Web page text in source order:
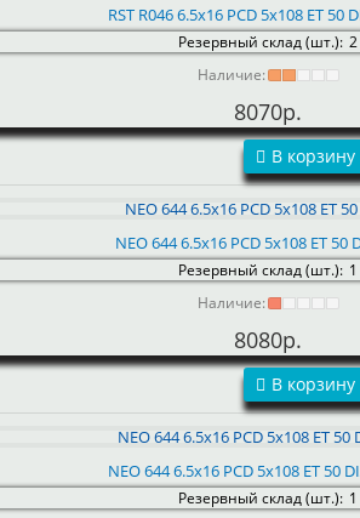
RST R046 6.5x16 PCD 5x108 ET 50
Резервный склад (шт.): 2
Наличие:
8070р.
В корзину
NEO 644 6.5x16 PCD 5x108 ET 50
Резервный склад (шт.): 1
Наличие:
8080р.
В корзину
NEO 644 6.5x16 PCD 5x108 ET 50
Резервный склад (шт.): 1